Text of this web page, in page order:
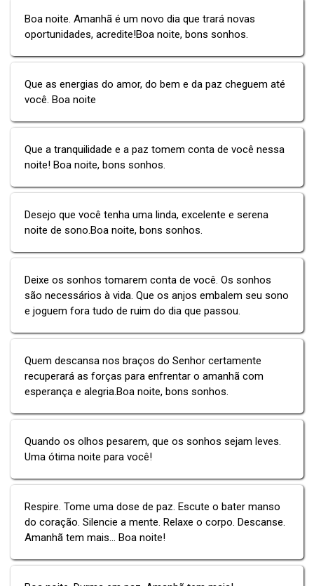
Boa noite. Amanhã é um novo dia que trará novas
oportunidades, acredite!Boa noite, bons sonhos.
Que as energias do amor, do bem e da paz cheguem até
você. Boa noite
Que a tranquilidade e a paz tomem conta de você nessa
noite! Boa noite, bons sonhos.
Desejo que você tenha uma linda, excelente e serena
noite de sono.Boa noite, bons sonhos.
Deixe os sonhos tomarem conta de você. Os sonhos
são necessários à vida. Que os anjos embalem seu sono
e joguem fora tudo de ruim do dia que passou.
Quem descansa nos braços do Senhor certamente
recuperará as forças para enfrentar o amanhã com
esperança e alegria.Boa noite, bons sonhos.
Quando os olhos pesarem, que os sonhos sejam leves.
Uma ótima noite para você!
Respire. Tome uma dose de paz. Escute o bater manso
do coração. Silencie a mente. Relaxe o corpo. Descanse.
Amanhã tem mais... Boa noite!